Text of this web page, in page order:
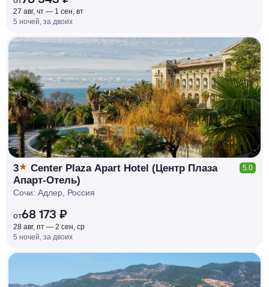
27 авг, чт — 1 сен, вт
5 ночей, за двоих
КЕШБЭК
РУБЛЯ
МИ
Д
О 7
%
3
Center Plaza Apart Hotel (Центр Плаза
Апарт-Отель)
5.0
Сочи: Адлер, Россия
от68 173 ₽
28 авг, пт — 2 сен, ср
5 ночей, за двоих
РУБЛЯ
МИ
Д
О 7